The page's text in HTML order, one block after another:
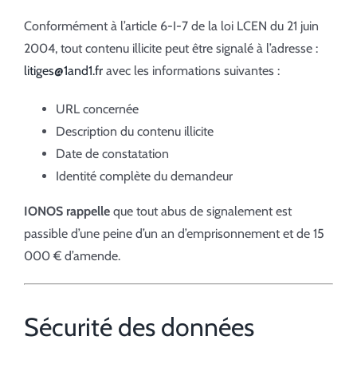
Conformément à l’article 6-I-7 de la loi LCEN du 21 juin
2004, tout contenu illicite peut être signalé à l’adresse :
litiges@1and1.fravec les informations suivantes :
URL concernée
Description du contenu illicite
Date de constatation
Identité complète du demandeur
IONOS rappelleque tout abus de signalement est
passible d’une peine d’un an d’emprisonnement et de 15
000 € d’amende.
Sécurité des données